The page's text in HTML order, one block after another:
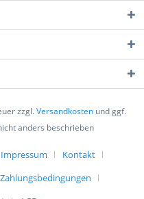
Pflichtfelder.
zzgl.Versandkosten und ggf.
anders beschrieben
Impressum
Kontakt